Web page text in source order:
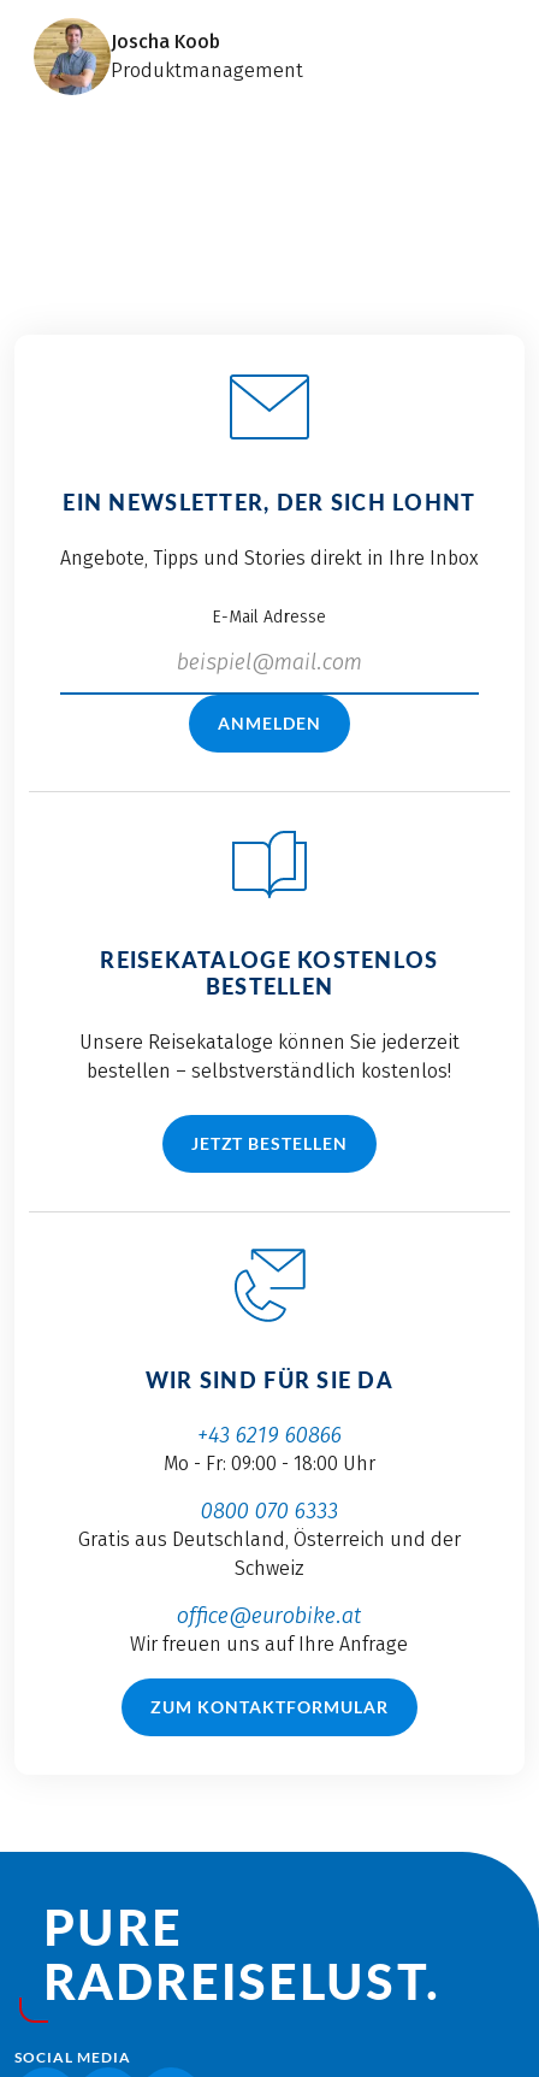
Joscha Koob
Produktmanagement
EIN NEWSLETTER, DER SICH LOHNT
Angebote, Tipps und Stories direkt in Ihre Inbox
E-Mail Adresse
ANMELDEN
REISEKATALOGE KOSTENLOS
BESTELLEN
Unsere Reisekataloge können Sie jederzeit
bestellen – selbstverständlich kostenlos!
JETZT BESTELLEN
WIR SIND FÜR SIE DA
+43 6219 60866
Mo - Fr: 09:00 - 18:00 Uhr
0800 070 6333
Gratis aus Deutschland, Österreich und der
Schweiz
office@eurobike.at
Wir freuen uns auf Ihre Anfrage
ZUM KONTAKTFORMULAR
PURE
RADREISE­LUST.
SOCIAL MEDIA